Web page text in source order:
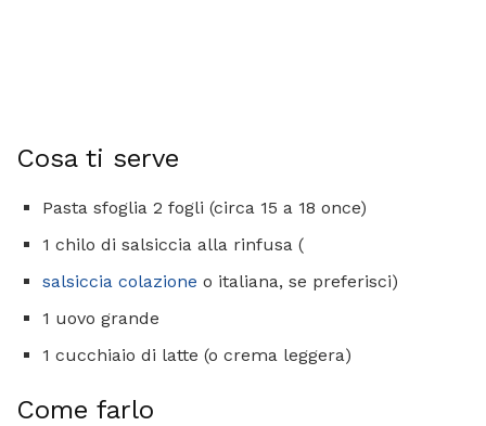
Cosa ti serve
Pasta sfoglia 2 fogli (circa 15 a 18 once)
1 chilo di salsiccia alla rinfusa (
salsiccia colazione o italiana, se preferisci)
1 uovo grande
1 cucchiaio di latte (o crema leggera)
Come farlo